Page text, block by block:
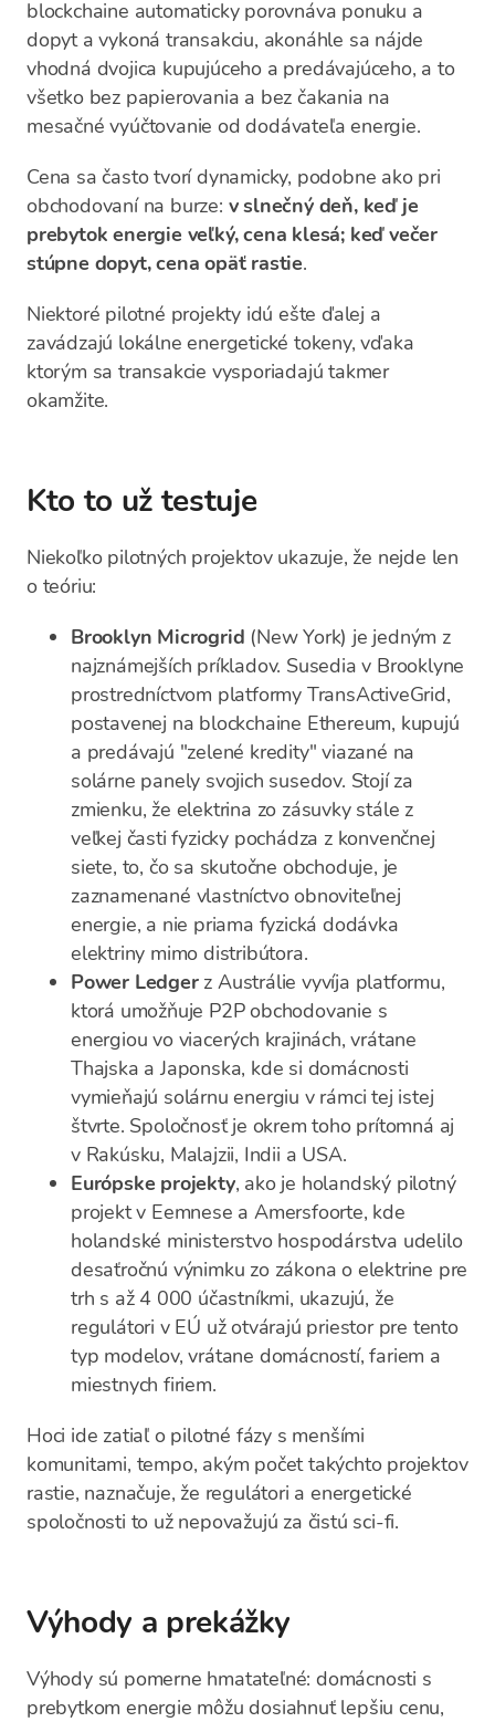
blockchaine automaticky porovnáva ponuku a
dopyt a vykoná transakciu, akonáhle sa nájde
vhodná dvojica kupujúceho a predávajúceho, a to
všetko bez papierovania a bez čakania na
mesačné vyúčtovanie od dodávateľa energie.
Cena sa často tvorí dynamicky, podobne ako pri
obchodovaní na burze: v slnečný deň, keď je
prebytok energie veľký, cena klesá; keď večer
stúpne dopyt, cena opäť rastie.
Niektoré pilotné projekty idú ešte ďalej a
zavádzajú lokálne energetické tokeny, vďaka
ktorým sa transakcie vysporiadajú takmer
okamžite.
Kto to už testuje
Niekoľko pilotných projektov ukazuje, že nejde len
o teóriu:
Brooklyn Microgrid (New York) je jedným z
najznámejších príkladov. Susedia v Brooklyne
prostredníctvom platformy TransActiveGrid,
postavenej na blockchaine Ethereum, kupujú
a predávajú "zelené kredity" viazané na
solárne panely svojich susedov. Stojí za
zmienku, že elektrina zo zásuvky stále z
veľkej časti fyzicky pochádza z konvenčnej
siete, to, čo sa skutočne obchoduje, je
zaznamenané vlastníctvo obnoviteľnej
energie, a nie priama fyzická dodávka
elektriny mimo distribútora.
Power Ledgerz Austrálie vyvíja platformu,
ktorá umožňuje P2P obchodovanie s
energiou vo viacerých krajinách, vrátane
Thajska a Japonska, kde si domácnosti
vymieňajú solárnu energiu v rámci tej istej
štvrte. Spoločnosť je okrem toho prítomná aj
v Rakúsku, Malajzii, Indii a USA.
Európske projekty, ako je holandský pilotný
projekt v Eemnese a Amersfoorte, kde
holandské ministerstvo hospodárstva udelilo
desaťročnú výnimku zo zákona o elektrine pre
trh s až 4 000 účastníkmi, ukazujú, že
regulátori v EÚ už otvárajú priestor pre tento
typ modelov, vrátane domácností, fariem a
miestnych firiem.
Hoci ide zatiaľ o pilotné fázy s menšími
komunitami, tempo, akým počet takýchto projektov
rastie, naznačuje, že regulátori a energetické
spoločnosti to už nepovažujú za čistú sci-fi.
Výhody a prekážky
Výhody sú pomerne hmatateľné: domácnosti s
prebytkom energie môžu dosiahnuť lepšiu cenu,